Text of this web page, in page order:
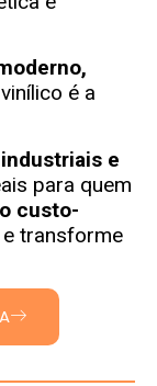
é a
e
para quem
custo-
transforme